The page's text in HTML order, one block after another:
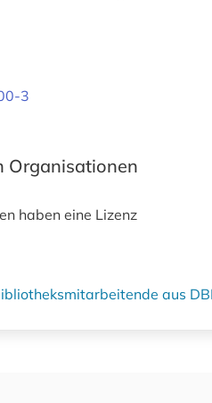
3
Organisationen
haben eine Lizenz
aus